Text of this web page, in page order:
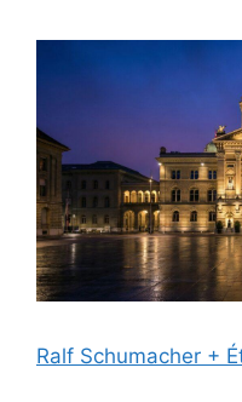
Ralf Schumacher +